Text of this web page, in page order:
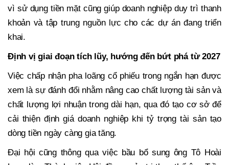
vì sử dụng tiền mặt cũng giúp doanh nghiệp duy trì thanh
khoản và tập trung nguồn lực cho các dự án đang triển
khai.
Định vị giai đoạn tích lũy, hướng đến bứt phá từ 2027
Việc chấp nhận pha loãng cổ phiếu trong ngắn hạn được
xem là sự đánh đổi nhằm nâng cao chất lượng tài sản và
chất lượng lợi nhuận trong dài hạn, qua đó tạo cơ sở để
cải thiện định giá doanh nghiệp khi tỷ trọng tài sản tạo
dòng tiền ngày càng gia tăng.
Đại hội cũng thông qua việc bầu bổ sung ông Tô Hoài